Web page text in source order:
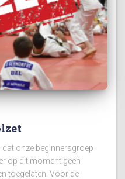
onze beginnersgroep
op dit moment geen
toegelaten. Voor de